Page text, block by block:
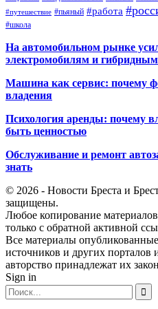
#путешествие #пьяный #работа
#школа
На автомобильном рынке
электромобилям и
Машина как сервис: почему
владения
Психология аренды: почему
быть ценностью
Обслуживание и ремонт
знать
© 2026 - Новости Бреста и
защищены.
Любое копирование
только с обратной активной
Все материалы
источников и других порталов
авторство принадлежат их
Sign in